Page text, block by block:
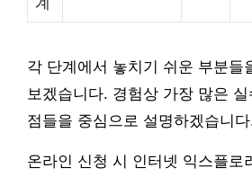
각 단계에서 놓치기 쉬운 부분들
보겠습니다. 경험상 가장 많은
점들을 중심으로 설명하겠습니
온라인 신청 시 인터넷 익스플로